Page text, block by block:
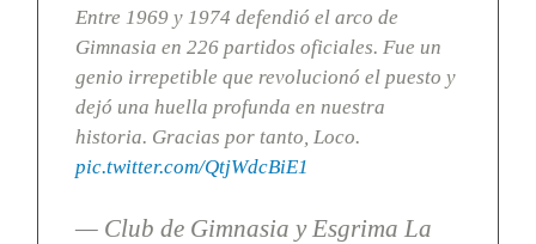
Entre 1969 y 1974 defendió el arco de
Gimnasia en 226 partidos oficiales. Fue un
genio irrepetible que revolucionó el puesto y
dejó una huella profunda en nuestra
historia. Gracias por tanto, Loco.
pic.twitter.com/QtjWdcBiE1
— Club de Gimnasia y Esgrima La